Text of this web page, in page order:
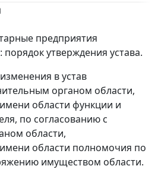
предприятия
утверждения устава.
в устав
органом области,
области функции и
по согласованию с
области,
области полномочия по
имуществом области.